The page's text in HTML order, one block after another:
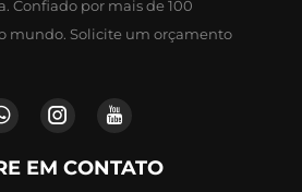
Confiado por mais de 100
mundo. Solicite um orçamento
EM CONTATO